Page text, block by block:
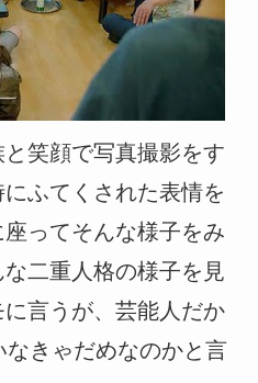
笑顔で写真撮影をす
ふてくされた表情を
ってそんな様子をみ
二重人格の様子を見
言うが、芸能人だか
なきゃだめなのかと言